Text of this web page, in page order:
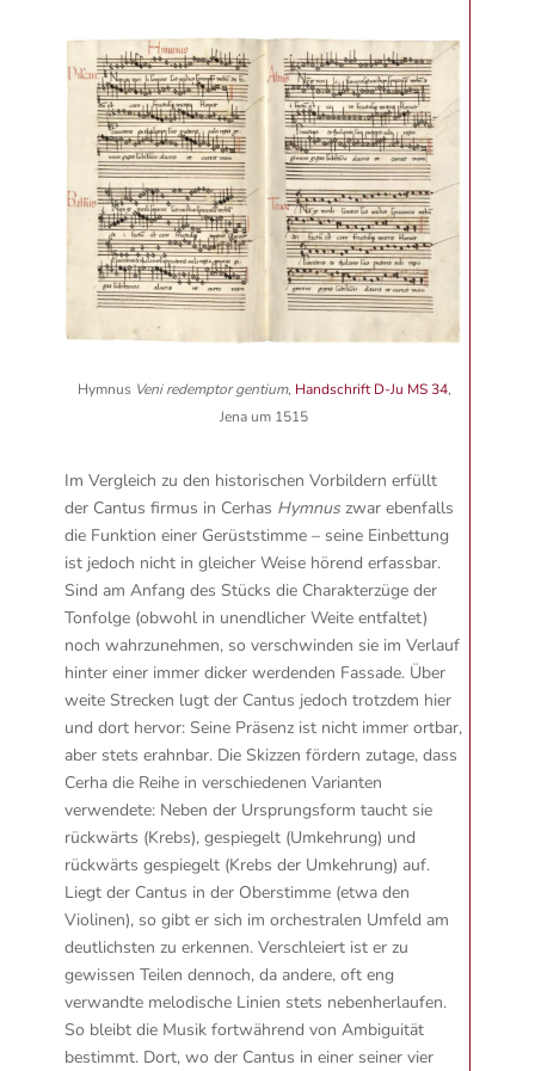
Hymnus Veni redemptor gentium, Handschrift D-Ju MS 34,
Jena um 1515
Im Vergleich zu den historischen Vorbildern erfüllt
der Cantus firmus in Cerhas Hymnus zwar ebenfalls
die Funktion einer Gerüststimme – seine Einbettung
ist jedoch nicht in gleicher Weise hörend erfassbar.
Sind am Anfang des Stücks die Charakterzüge der
Tonfolge (obwohl in unendlicher Weite entfaltet)
noch wahrzunehmen, so verschwinden sie im Verlauf
hinter einer immer dicker werdenden Fassade. Über
weite Strecken lugt der Cantus jedoch trotzdem hier
und dort hervor: Seine Präsenz ist nicht immer ortbar,
aber stets erahnbar. Die Skizzen fördern zutage, dass
Cerha die Reihe in verschiedenen Varianten
verwendete: Neben der Ursprungsform taucht sie
rückwärts (Krebs), gespiegelt (Umkehrung) und
rückwärts gespiegelt (Krebs der Umkehrung) auf.
Liegt der Cantus in der Oberstimme (etwa den
Violinen), so gibt er sich im orchestralen Umfeld am
deutlichsten zu erkennen. Verschleiert ist er zu
gewissen Teilen dennoch, da andere, oft eng
verwandte melodische Linien stets nebenherlaufen.
So bleibt die Musik fortwährend von Ambiguität
bestimmt. Dort, wo der Cantus in einer seiner vier